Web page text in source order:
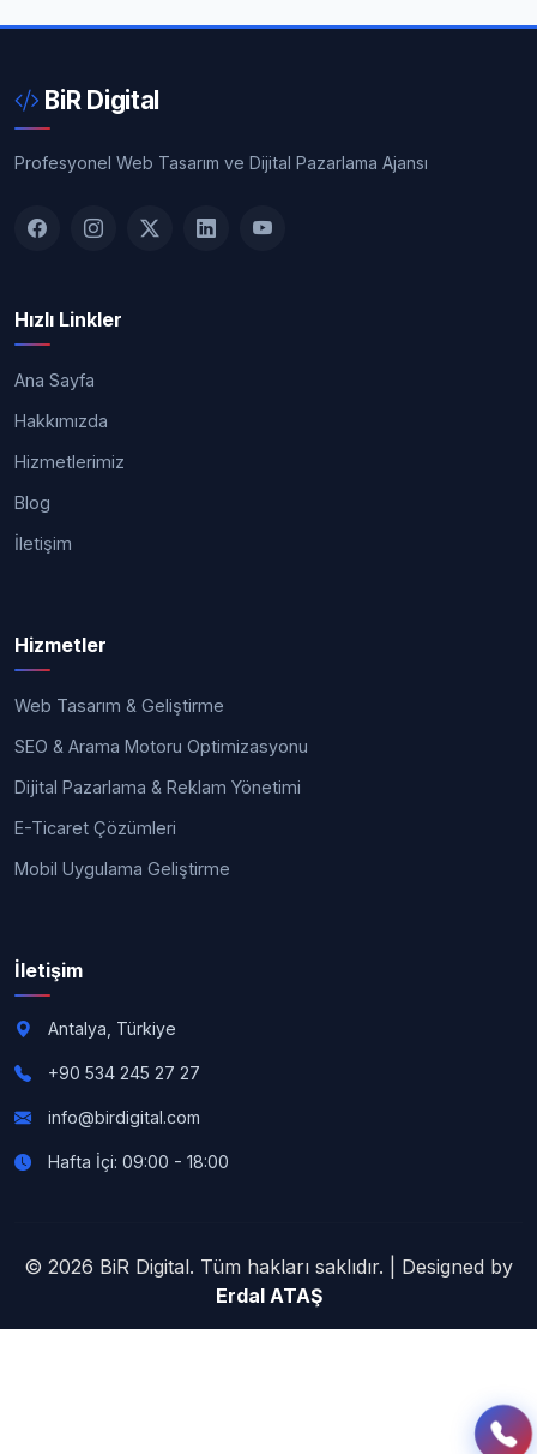
BiR Digital
Profesyonel Web Tasarım ve Dijital Pazarlama Ajansı
Hızlı Linkler
Ana Sayfa
Hakkımızda
Hizmetlerimiz
Blog
İletişim
Hizmetler
Web Tasarım & Geliştirme
SEO & Arama Motoru Optimizasyonu
Dijital Pazarlama & Reklam Yönetimi
E-Ticaret Çözümleri
Mobil Uygulama Geliştirme
İletişim
Antalya, Türkiye
+90 534 245 27 27
info@birdigital.com
Hafta İçi: 09:00 - 18:00
© 2026 BiR Digital. Tüm hakları saklıdır. | Designed by
Erdal ATAŞ